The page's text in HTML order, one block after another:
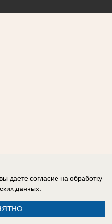
даете согласие на обработку
данных.